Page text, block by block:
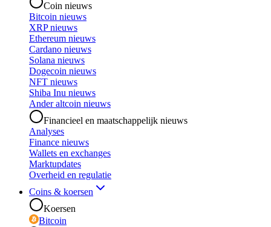
Coin nieuws
Bitcoin nieuws
XRP nieuws
Ethereum nieuws
Cardano nieuws
Solana nieuws
Dogecoin nieuws
NFT nieuws
Shiba Inu nieuws
Ander altcoin nieuws
Financieel en maatschappelijk nieuws
Analyses
Finance nieuws
Wallets en exchanges
Marktupdates
Overheid en regulatie
Coins & koersen
Koersen
Bitcoin